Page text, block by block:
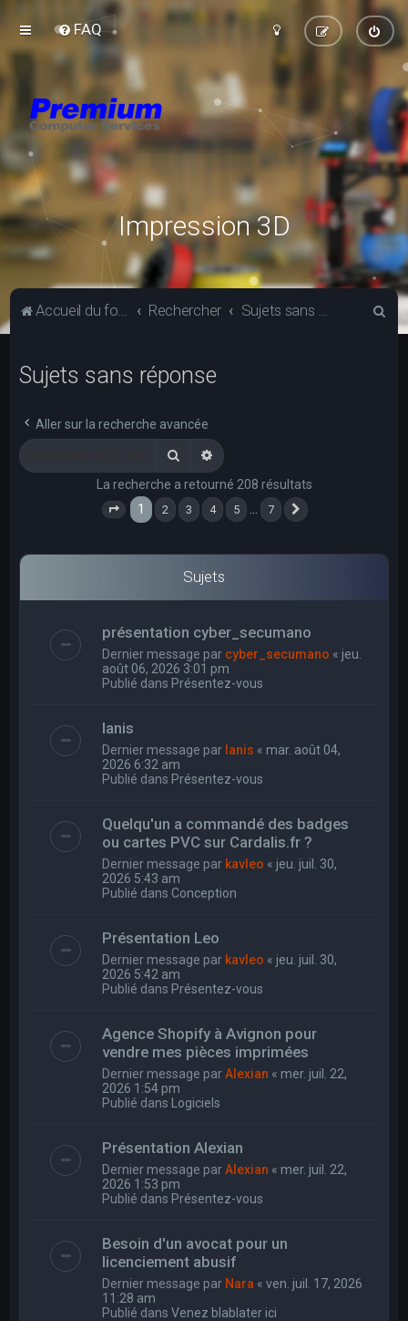
FAQ
Impression 3D
Accueil du forum Rechercher Sujets sans réponse
Sujets sans réponse
Aller sur la recherche avancée
RechercherRecherche avancée
La recherche a retourné 208 résultats
Page 1 sur
1 2 3 4 5 7
Sujets
présentation cyber_secumano
Dernier message par cyber_secumano « jeu.
août 06, 2026 3:01 pm
Publié dans Présentez-vous
Ianis
Dernier message par Ianis « mar. août 04,
2026 6:32 am
Publié dans Présentez-vous
Quelqu'un a commandé des badges
ou cartes PVC sur Cardalis.fr ?
Dernier message par kavleo « jeu. juil. 30,
2026 5:43 am
Publié dans Conception
Présentation Leo
Dernier message par kavleo « jeu. juil. 30,
2026 5:42 am
Publié dans Présentez-vous
Agence Shopify à Avignon pour
vendre mes pièces imprimées
Dernier message parAlexian « mer. juil. 22,
2026 1:54 pm
Publié dans Logiciels
Présentation Alexian
Dernier message parAlexian « mer. juil. 22,
2026 1:53 pm
Publié dans Présentez-vous
Besoin d'un avocat pour un
licenciement abusif
Dernier message par Nara «ven. juil. 17, 2026
11:28 am
Publié dansVenez blablater ici